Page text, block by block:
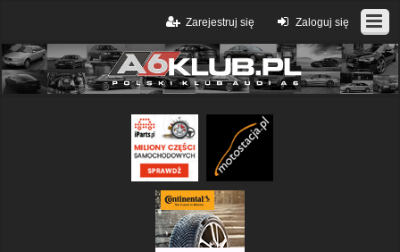
Zaloguj się
Zarejestruj się